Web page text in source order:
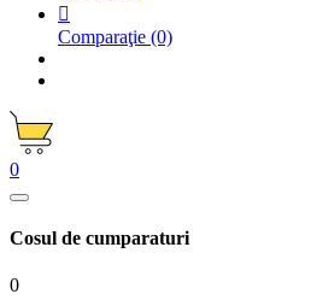

Comparaţie (0)
0
Cosul de cumparaturi
0